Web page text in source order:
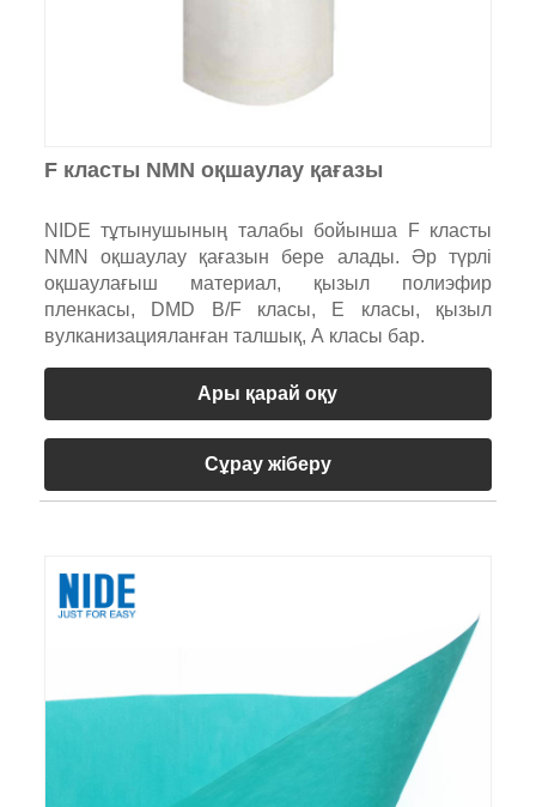
F класты NMN оқшаулау қағазы
NIDE тұтынушының талабы бойынша F класты
NMN оқшаулау қағазын бере алады. Әр түрлі
оқшаулағыш материал, қызыл полиэфир
пленкасы, DMD B/F класы, E класы, қызыл
вулканизацияланған талшық, А класы бар.
Ары қарай оқу
Сұрау жіберу